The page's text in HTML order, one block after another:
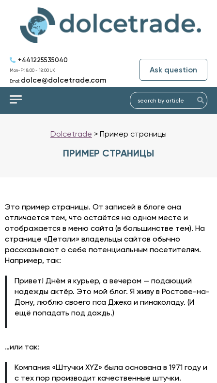
+441225535040
Mon-Fri: 8:00 - 18:00 UK
Email: dolce@dolcetrade.com
Ask question
Dolcetrade > Пример страницы
ПРИМЕР СТРАНИЦЫ
Это пример страницы. От записей в блоге она
отличается тем, что остаётся на одном месте и
отображается в меню сайта (в большинстве тем). На
странице «Детали» владельцы сайтов обычно
рассказывают о себе потенциальным посетителям.
Например, так:
Привет! Днём я курьер, а вечером — подающий
надежды актёр. Это мой блог. Я живу в Ростове-на-
Дону, люблю своего пса Джека и пинаколаду. (И
ещё попадать под дождь.)
…или так:
Компания «Штучки XYZ» была основана в 1971 году и
с тех пор производит качественные штучки.